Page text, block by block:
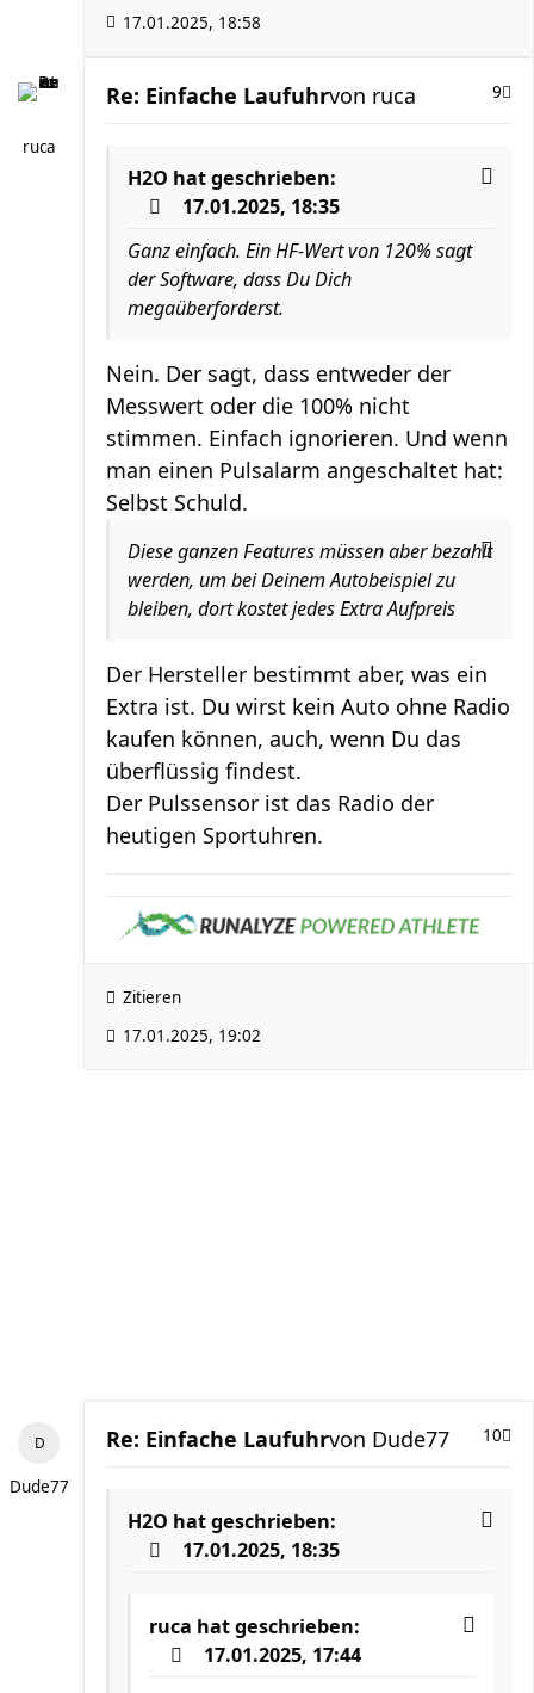
17.01.2025, 18:58
ruca
Re: Einfache Laufuhr 9
von ruca
H2O hat geschrieben:
17.01.2025, 18:35
Ganz einfach. Ein HF-Wert von 120% sagt
der Software, dass Du Dich
megaüberforderst.
Nein. Der sagt, dass entweder der
Messwert oder die 100% nicht
stimmen. Einfach ignorieren. Und wenn
man einen Pulsalarm angeschaltet hat:
Selbst Schuld.
Diese ganzen Features müssen aber bezahlt
werden, um bei Deinem Autobeispiel zu
bleiben, dort kostet jedes Extra Aufpreis
Der Hersteller bestimmt aber, was ein
Extra ist. Du wirst kein Auto ohne Radio
kaufen können, auch, wenn Du das
überflüssig findest.
Der Pulssensor ist das Radio der
heutigen Sportuhren.
Zitieren
17.01.2025, 19:02
Dude77
Re: Einfache Laufuhr 10
von Dude77
H2O hat geschrieben:
17.01.2025, 18:35
ruca hat geschrieben:
17.01.2025, 17:44